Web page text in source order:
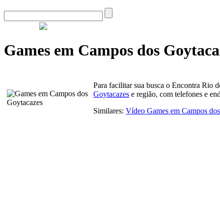
Games em Campos dos
Para facilitar sua busca o Encontra Rio
Goytacazes e região, com telefones e
Similares: Vídeo Games em Campos